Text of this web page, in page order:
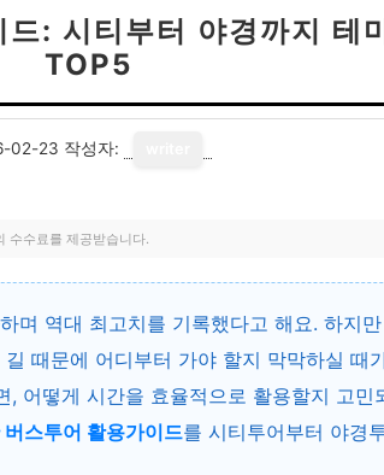
: 시티부터 야경까지 테
TOP5
02-23 작성자:
수수료를 제공받습니다.
며 역대 최고치를 기록했다고 해요. 하지
때문에 어디부터 가야 할지 막막하실 때
어떻게 시간을 효율적으로 활용할지 고민
버스투어 활용가이드를 시티투어부터 야경